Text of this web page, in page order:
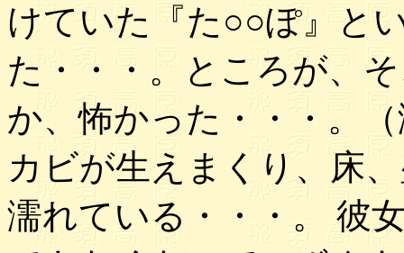
けていた『た○○ぽ』と
た・・・。ところが、
か、怖かった・・・。
カビが生えまくり、床
濡れている・・・。 彼